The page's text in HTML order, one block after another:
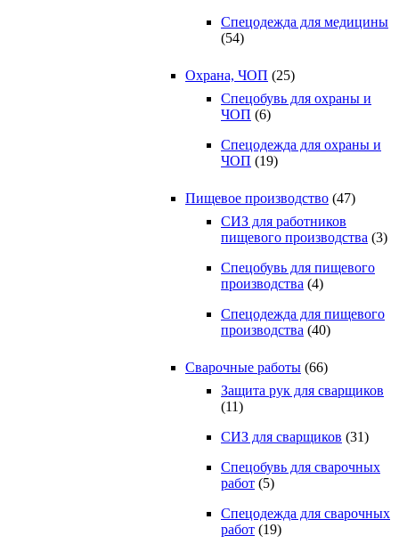
Спецодежда для медицины
(54)
Охрана, ЧОП (25)
Спецобувь для охраны и
ЧОП (6)
Спецодежда для охраны и
ЧОП (19)
Пищевое производство (47)
СИЗ для работников
пищевого производства (3)
Спецобувь для пищевого
производства (4)
Спецодежда для пищевого
производства (40)
Сварочные работы (66)
Защита рук для сварщиков
(11)
СИЗ для сварщиков (31)
Спецобувь для сварочных
работ (5)
Спецодежда для сварочных
работ (19)